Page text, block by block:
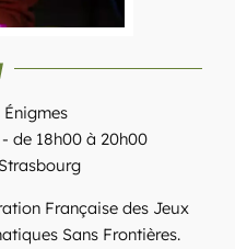
de 18h00 à 20h00
Française des Jeux
Sans Frontières.